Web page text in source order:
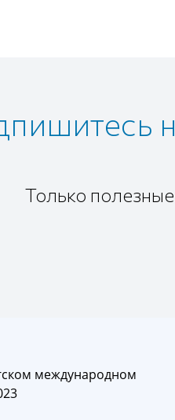
Только
международном